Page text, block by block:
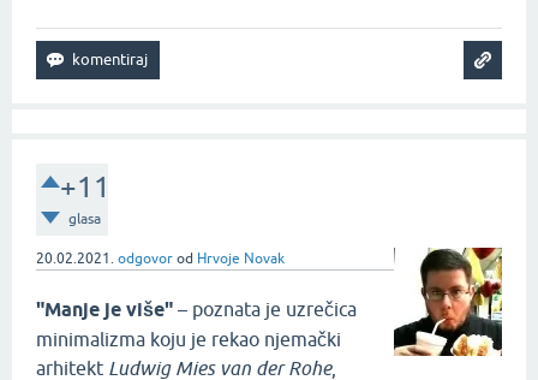
+11
glasa
20.02.2021. odgovor od Hrvoje Novak
"Manje je više" – poznata je uzrečica
minimalizma koju je rekao njemački
arhitekt Ludwig Mies van der Rohe,